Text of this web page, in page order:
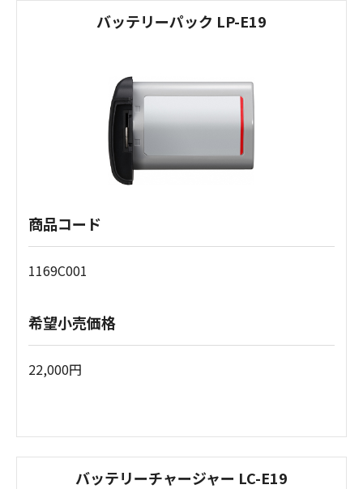
バッテリーパック LP-E19
商品コード
1169C001
希望小売価格
22,000円
バッテリーチャージャー LC-E19